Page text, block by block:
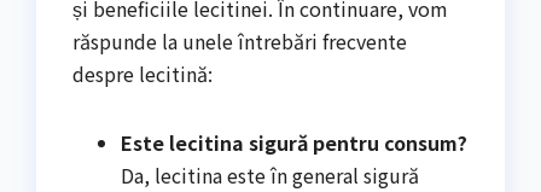
și beneficiile lecitinei. În continuare, vom
răspunde la unele întrebări frecvente
despre lecitină:
Este lecitina sigură pentru consum?
Da, lecitina este în general sigură